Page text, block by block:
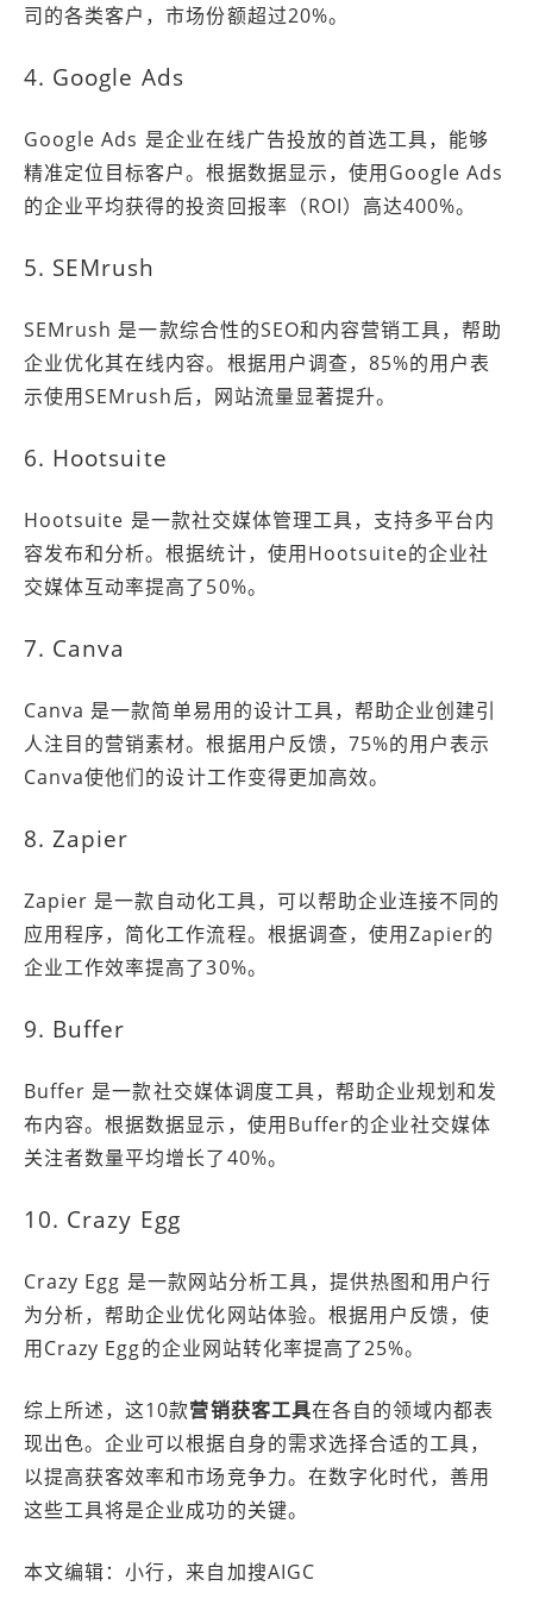
司的各类客户，市场份额超过20%。
4. Google Ads
Google Ads 是企业在线广告投放的首选工具，能够
精准定位目标客户。根据数据显示，使用Google Ads
的企业平均获得的投资回报率（ROI）高达400%。
5. SEMrush
SEMrush 是一款综合性的SEO和内容营销工具，帮助
企业优化其在线内容。根据用户调查，85%的用户表
示使用SEMrush后，网站流量显著提升。
6. Hootsuite
Hootsuite 是一款社交媒体管理工具，支持多平台内
容发布和分析。根据统计，使用Hootsuite的企业社
交媒体互动率提高了50%。
7. Canva
Canva 是一款简单易用的设计工具，帮助企业创建引
人注目的营销素材。根据用户反馈，75%的用户表示
Canva使他们的设计工作变得更加高效。
8. Zapier
Zapier 是一款自动化工具，可以帮助企业连接不同的
应用程序，简化工作流程。根据调查，使用Zapier的
企业工作效率提高了30%。
9. Buffer
Buffer 是一款社交媒体调度工具，帮助企业规划和发
布内容。根据数据显示，使用Buffer的企业社交媒体
关注者数量平均增长了40%。
10. Crazy Egg
Crazy Egg 是一款网站分析工具，提供热图和用户行
为分析，帮助企业优化网站体验。根据用户反馈，使
用Crazy Egg的企业网站转化率提高了25%。
综上所述，这10款营销获客工具在各自的领域内都表
现出色。企业可以根据自身的需求选择合适的工具，
以提高获客效率和市场竞争力。在数字化时代，善用
这些工具将是企业成功的关键。
本文编辑：小行，来自加搜AIGC